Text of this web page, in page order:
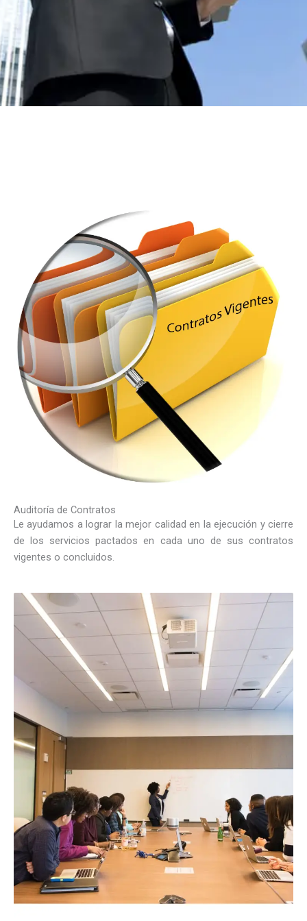
Auditoría de Contratos
Le ayudamos a lograr la mejor calidad en la ejecución y cierre
de los servicios pactados en cada uno de sus contratos
vigentes o concluidos.